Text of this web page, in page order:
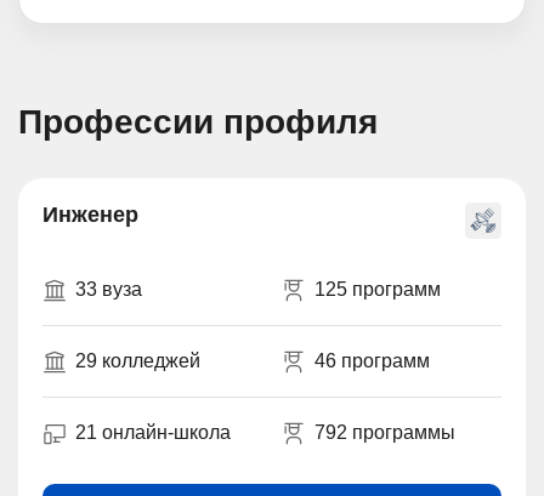
Профессии профиля
Инженер
33 вуза 125 программ
29 колледжей 46 программ
21 онлайн-школа 792 программы